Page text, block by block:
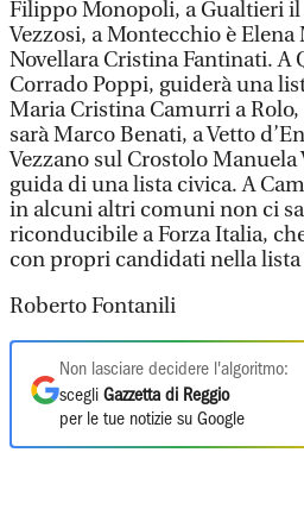
Filippo Monopoli, a Gualtieri
Vezzosi, a Montecchio è Elena
Novellara Cristina Fantinati. A
Corrado Poppi, guiderà una
Maria Cristina Camurri a
sarà Marco Benati, a Vetto
Vezzano sul Crostolo Manuela
guida di una lista civica. A
in alcuni altri comuni non ci
riconducibile a Forza Italia,
con propri candidati nella
Roberto Fontanili
Non lasciare decidere l'algoritmo:
scegli Gazzetta di Reggio
per le tue notizie su Google